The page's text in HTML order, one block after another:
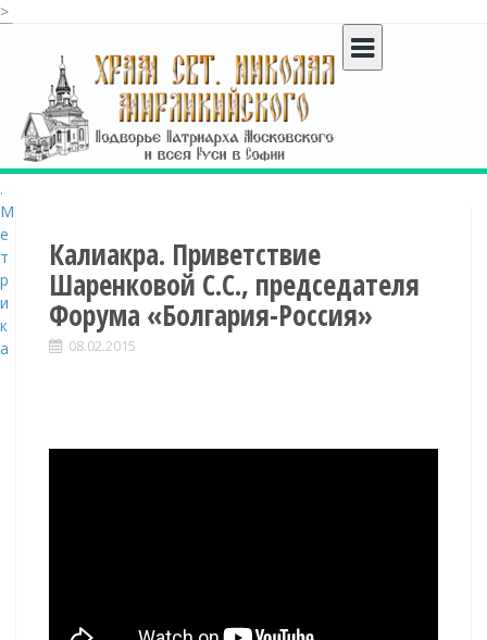
>
c
o
n
t
e
n
t
Калиакра. Приветствие
Шаренковой С.С., председателя
Форума «Болгария-Россия»
08.02.2015